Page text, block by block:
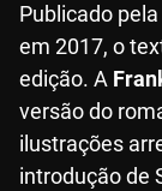
Publicado
em 2017, o
edição. A
versão do
ilustrações
introdução de